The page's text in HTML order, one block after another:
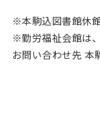
※本駒込図書館休
※勤労福祉会館は
お問い合わせ先